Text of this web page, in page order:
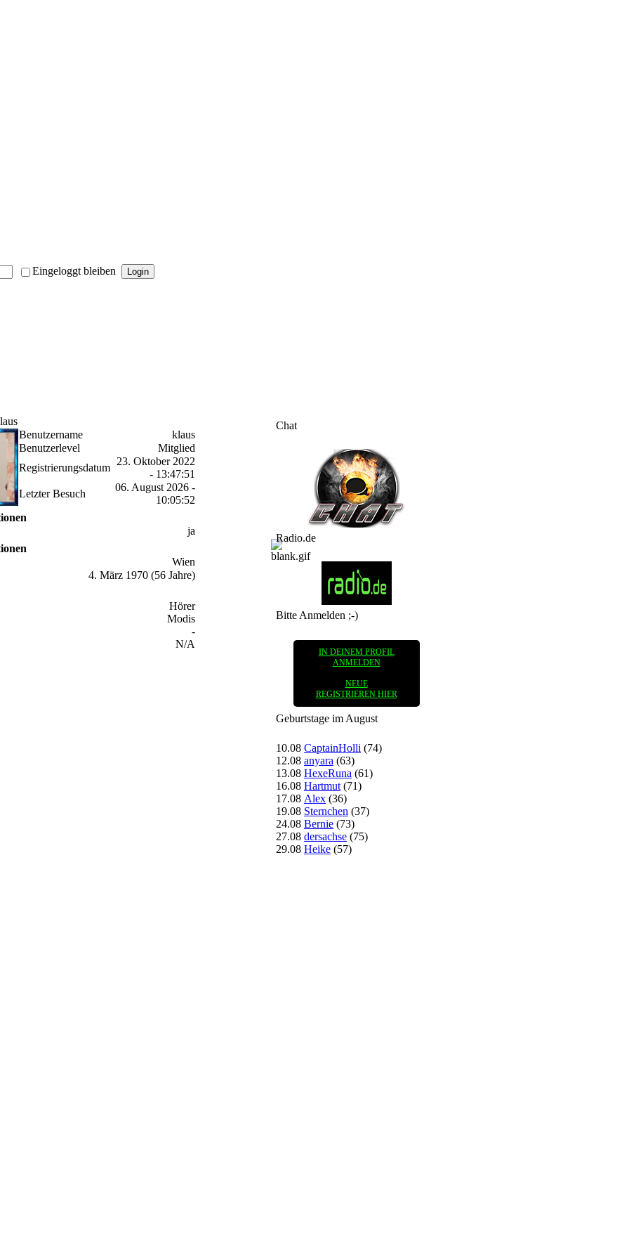
Eingeloggt bleiben
Benutzername
klaus
Benutzerlevel
Mitglied
Registrierungsdatum
23. Oktober 2022
- 13:47:51
Letzter Besuch
06. August 2026 -
10:05:52
ja
Wien
4. März 1970 (56 Jahre)
Hörer
Modis
-
N/A
Chat
Radio.de
Bitte Anmelden ;-)
IN DEINEM PROFIL
ANMELDEN
NEUE
REGISTRIEREN HIER
Geburtstage im August
10.08 CaptainHolli (74)
12.08 anyara (63)
13.08 HexeRuna (61)
16.08 Hartmut (71)
17.08 Alex (36)
19.08 Sternchen (37)
24.08 Bernie (73)
27.08 dersachse (75)
29.08 Heike (57)